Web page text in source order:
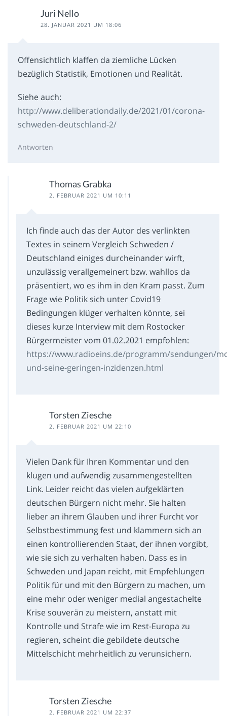
Juri Nello
28. JANUAR 2021 UM 18:06
Offensichtlich klaffen da ziemliche Lücken
bezüglich Statistik, Emotionen und Realität.
Siehe auch:
http://www.deliberationdaily.de/2021/01/corona-
schweden-deutschland-2/
Antworten
Thomas Grabka
2. FEBRUAR 2021 UM 10:11
Ich finde auch das der Autor des verlinkten
Textes in seinem Vergleich Schweden /
Deutschland einiges durcheinander wirft,
unzulässig verallgemeinert bzw. wahllos da
präsentiert, wo es ihm in den Kram passt. Zum
Frage wie Politik sich unter Covid19
Bedingungen klüger verhalten könnte, sei
dieses kurze Interview mit dem Rostocker
Bürgermeister vom 01.02.2021 empfohlen:
https://www.radioeins.de/programm/sendungen/
und-seine-geringen-inzidenzen.html
Torsten Ziesche
2. FEBRUAR 2021 UM 22:10
Vielen Dank für Ihren Kommentar und den
klugen und aufwendig zusammengestellten
Link. Leider reicht das vielen aufgeklärten
deutschen Bürgern nicht mehr. Sie halten
lieber an ihrem Glauben und ihrer Furcht vor
Selbstbestimmung fest und klammern sich an
einen kontrollierenden Staat, der ihnen vorgibt,
wie sie sich zu verhalten haben. Dass es in
Schweden und Japan reicht, mit Empfehlungen
Politik für und mit den Bürgern zu machen, um
eine mehr oder weniger medial angestachelte
Krise souverän zu meistern, anstatt mit
Kontrolle und Strafe wie im Rest-Europa zu
regieren, scheint die gebildete deutsche
Mittelschicht mehrheitlich zu verunsichern.
Torsten Ziesche
2. FEBRUAR 2021 UM 22:37